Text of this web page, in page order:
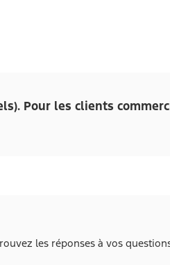
Pour les clients
les réponses à vos